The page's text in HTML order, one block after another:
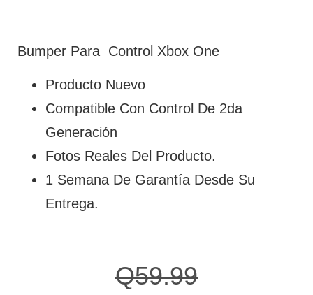
Bumper Para Control Xbox One
Producto Nuevo
Compatible Con Control De 2da
Generación
Fotos Reales Del Producto.
1 Semana De Garantía Desde Su
Entrega.
Q59.99